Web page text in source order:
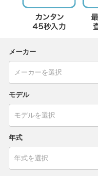
メーカー
モデル
年式